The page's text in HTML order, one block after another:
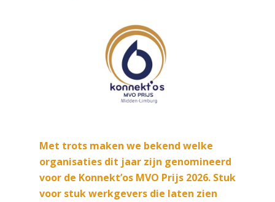
Met trots maken we bekend welke
organisaties dit jaar zijn genomineerd
voor de Konnekt’os MVO Prijs 2026. Stuk
voor stuk werkgevers die laten zien